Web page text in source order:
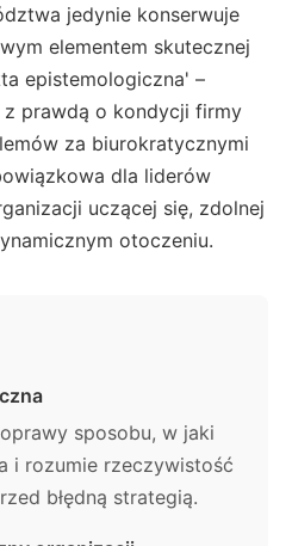
jedynie konserwuje
elementem skutecznej
epistemologiczna' –
prawdą o kondycji firmy
za biurokratycznymi
dla liderów
uczącej się, zdolnej
otoczeniu.
sposobu, w jaki
i rozumie rzeczywistość
błędną strategią.